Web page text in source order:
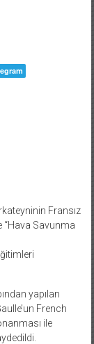
Fransız
“Hava Savunma
yapılan
French
ile